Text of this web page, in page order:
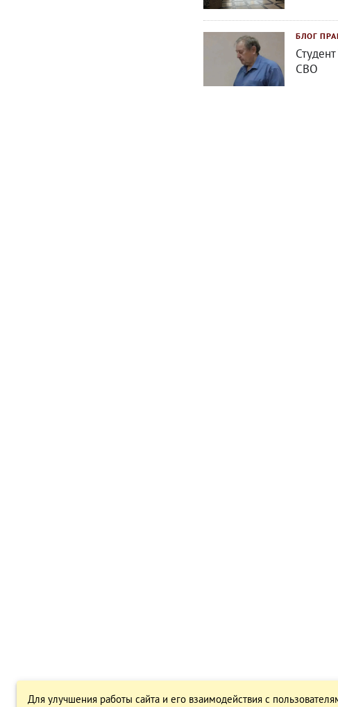
БЛОГ
СВО
Для улучшения работы сайта и его взаимодействия с